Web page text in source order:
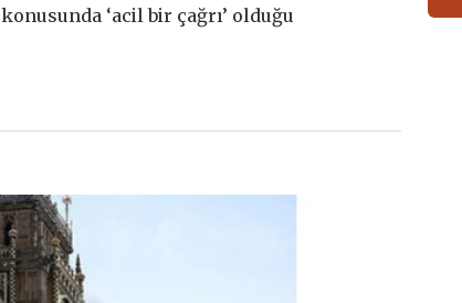
‘acil bir çağrı’ olduğu